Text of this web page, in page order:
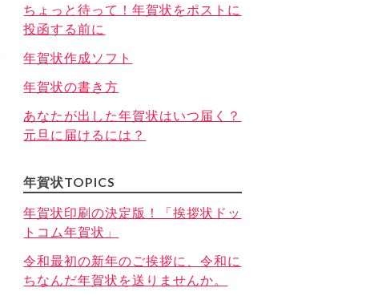
ちょっと待って！年賀状をポストに
投函する前に
年賀状作成ソフト
年賀状の書き方
あなたが出した年賀状はいつ届く？
元旦に届けるには？
年賀状TOPICS
年賀状印刷の決定版！「挨拶状ドッ
トコム年賀状」
令和最初の新年のご挨拶に、令和に
ちなんだ年賀状を送りませんか。